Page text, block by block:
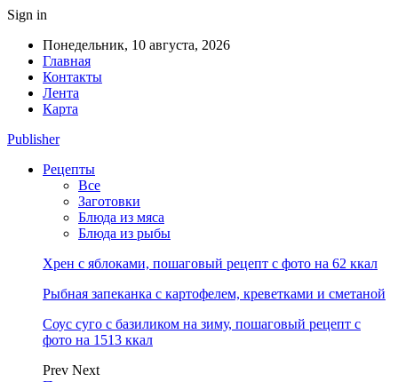
Sign in
Понедельник, 10 августа, 2026
Главная
Контакты
Лента
Карта
Publisher
Рецепты
Все
Заготовки
Блюда из мяса
Блюда из рыбы
Хрен с яблоками, пошаговый рецепт с фото на 62 ккал
Рыбная запеканка с картофелем, креветками и сметаной
Соус суго с базиликом на зиму, пошаговый рецепт с
фото на 1513 ккал
Prev Next